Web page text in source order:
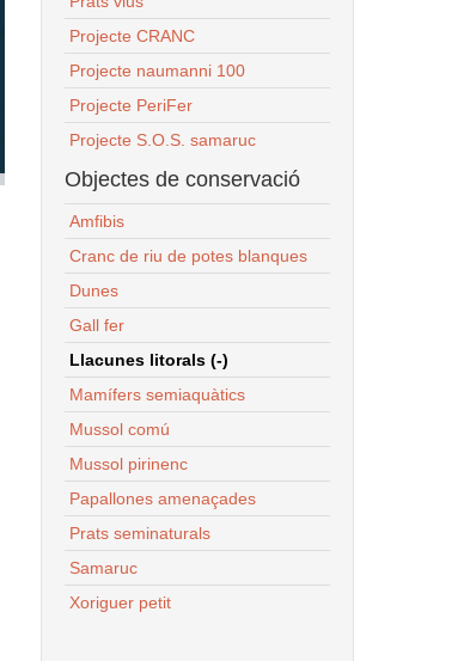
Projecte CRANC
Projecte naumanni 100
Projecte PeriFer
Projecte S.O.S. samaruc
Objectes de conservació
Amfibis
Cranc de riu de potes blanques
Dunes
Gall fer
Llacunes litorals (-)
Mamífers semiaquàtics
Mussol comú
Mussol pirinenc
Papallones amenaçades
Prats seminaturals
Samaruc
Xoriguer petit